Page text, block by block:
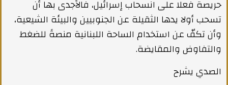
حريصة فعلا على انسحاب إسرائيل، فالأجدى بها أن
تسحب أولا يدها الثقيلة عن الجنوبيين والبيئة الشيعية،
وأن تكفّ عن استخدام الساحة اللبنانية منصةً للضغط
والتفاوض والمقايضة.
الصدي يشرح